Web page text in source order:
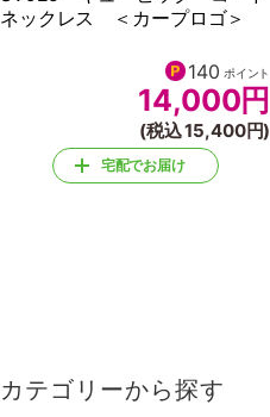
ネックレス ＜カープロゴ＞
140 ポイント
14,000円
(税込 15,400円)
宅配でお届け
カテゴリーから探す